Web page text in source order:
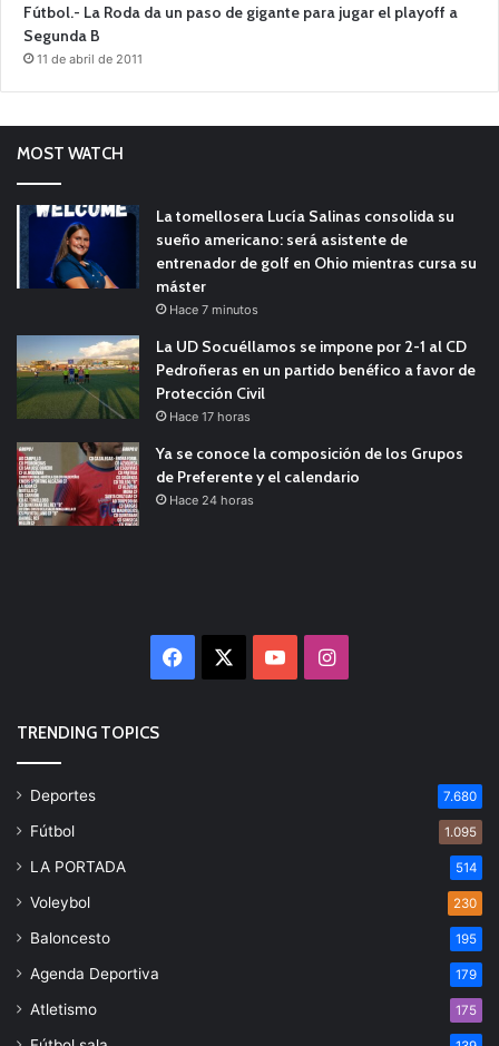
Fútbol.- La Roda da un paso de gigante para jugar el playoff a
Segunda B
11 de abril de 2011
MOST WATCH
La tomellosera Lucía Salinas consolida su
sueño americano: será asistente de
entrenador de golf en Ohio mientras cursa su
máster
Hace 7 minutos
La UD Socuéllamos se impone por 2-1 al CD
Pedroñeras en un partido benéfico a favor de
Protección Civil
Hace 17 horas
Ya se conoce la composición de los Grupos
de Preferente y el calendario
Hace 24 horas
Facebook YouTubeInstagram
TRENDING TOPICS
Deportes 7.680
Fútbol 1.095
LA PORTADA 514
Voleybol 230
Baloncesto 195
Agenda Deportiva 179
Atletismo 175